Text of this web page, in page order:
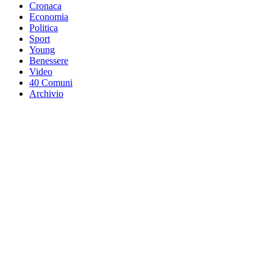
Cronaca
Economia
Politica
Sport
Young
Benessere
Video
40 Comuni
Archivio